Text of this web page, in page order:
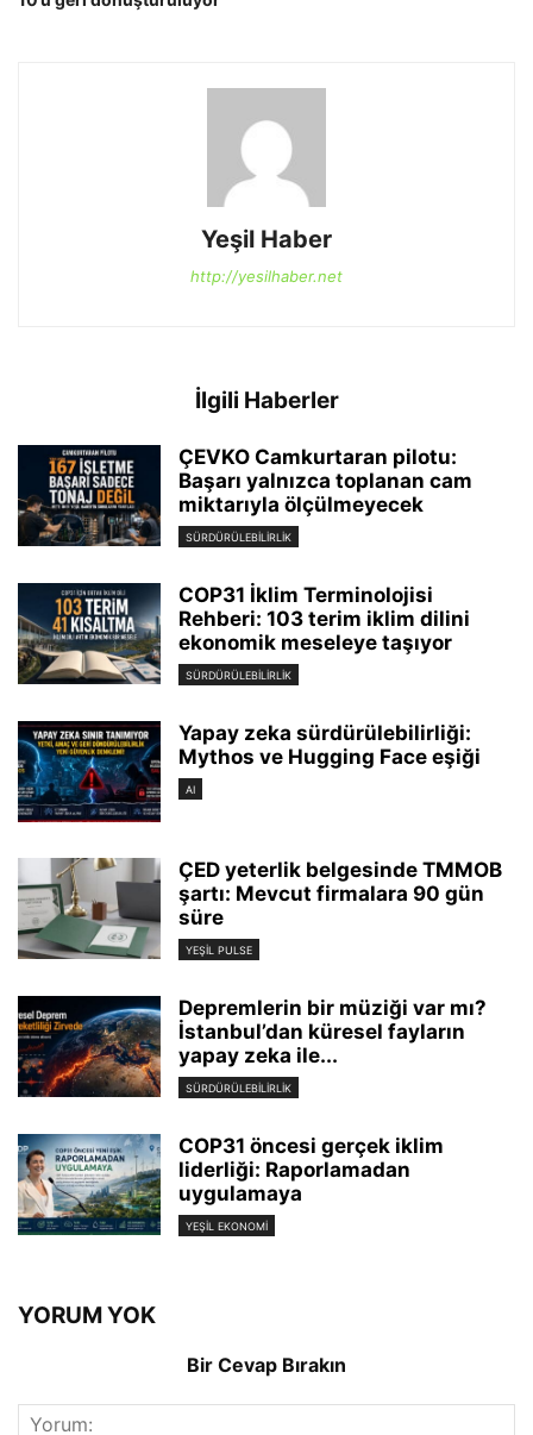
Yeşil Haber
http://yesilhaber.net
İlgili Haberler
ÇEVKO Camkurtaran pilotu:
Başarı yalnızca toplanan cam
miktarıyla ölçülmeyecek
SÜRDÜRÜLEBILIRLIK
COP31 İklim Terminolojisi
Rehberi: 103 terim iklim dilini
ekonomik meseleye taşıyor
SÜRDÜRÜLEBILIRLIK
Yapay zeka sürdürülebilirliği:
Mythos ve Hugging Face eşiği
AI
ÇED yeterlik belgesinde TMMOB
şartı: Mevcut firmalara 90 gün
süre
YEŞIL PULSE
Depremlerin bir müziği var mı?
İstanbul’dan küresel fayların
yapay zeka ile...
SÜRDÜRÜLEBILIRLIK
COP31 öncesi gerçek iklim
liderliği: Raporlamadan
uygulamaya
YEŞIL EKONOMI
YORUM YOK
Bir Cevap Bırakın